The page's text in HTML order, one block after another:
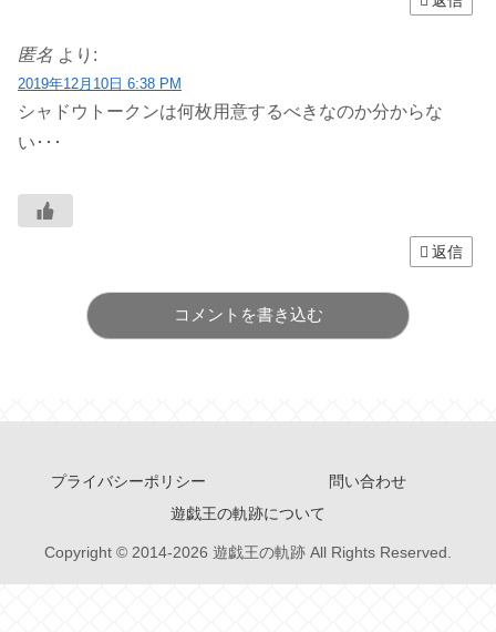
匿名 より:
2019年12月10日 6:38 PM
シャドウトークンは何枚用意するべきなのか分からな
い･･･
返信
コメントを書き込む
プライバシーポリシー
問い合わせ
遊戯王の軌跡について
Copyright © 2014-2026 遊戯王の軌跡 All Rights Reserved.